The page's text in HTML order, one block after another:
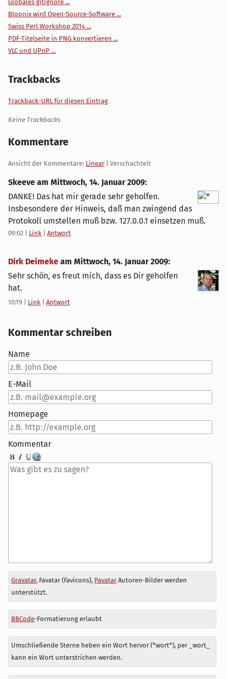
Globales gitignore ...
Bloonix wird Open-Source-Software ...
Swiss Perl Workshop 2014 ...
PDF-Titelseite in PNG konvertieren ...
VLC und UPnP ...
Trackbacks
Trackback-URL für diesen Eintrag
Keine Trackbacks
Kommentare
Ansicht der Kommentare: Linear | Verschachtelt
Skeeve am Mittwoch, 14. Januar 2009:
DANKE! Das hat mir gerade sehr geholfen.
Insbesondere der Hinweis, daß man zwingend das
Protokoll umstellen muß bzw. 127.0.0.1 einsetzen muß.
09:02 Link Antwort
Dirk Deimeke am Mittwoch, 14. Januar 2009:
Sehr schön, es freut mich, dass es Dir geholfen
hat.
10:19 Link Antwort
Kommentar schreiben
Name
E-Mail
Homepage
Kommentar
Antwort
zu
Gravatar, Favatar (Favicons), PavatarAutoren-Bilder werden
unterstützt.
BBCode-Formatierung erlaubt
Umschließende Sterne heben ein Wort hervor (*wort*), per _wort_
kann ein Wort unterstrichen werden.